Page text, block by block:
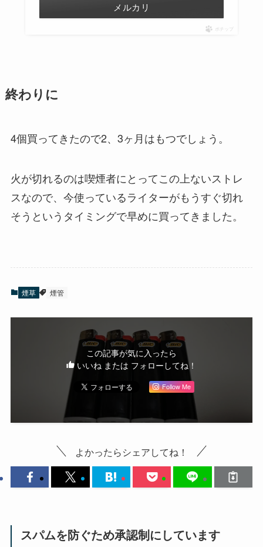
メルカリ
ポチップ
終わりに
4個買ってきたので2、3ヶ月はもつでしょう。
火が切れるのは喫煙者にとってこの上ないストレ
スなので、今使っているライターがもうすぐ切れ
そうというタイミングで早めに買ってきました。
煙草 煙管
この記事が気に入ったら
いいね または フォローしてね！
Follow Me
よかったらシェアしてね！
スパムを防ぐため承認制にしています